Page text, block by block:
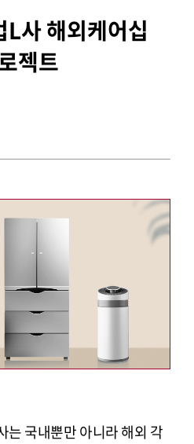
사 해외케어십
젝트
는 국내뿐만 아니라 해외 각